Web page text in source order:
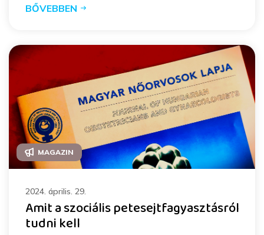
BŐVEBBEN
MAGAZIN
2024. április. 29.
Amit a szociális petesejtfagyasztásról
tudni kell